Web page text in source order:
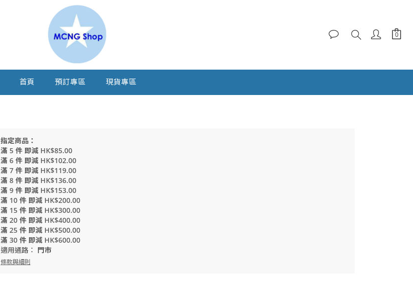
首頁 預訂專區 現貨專區
指定商品：
滿 5 件 即減 HK$85.00
滿 6 件 即減 HK$102.00
滿 7 件 即減 HK$119.00
滿 8 件 即減 HK$136.00
滿 9 件 即減 HK$153.00
滿 10 件 即減 HK$200.00
滿 15 件 即減 HK$300.00
滿 20 件 即減 HK$400.00
滿 25 件 即減 HK$500.00
滿 30 件 即減 HK$600.00
適用通路： 門市
條款與細則